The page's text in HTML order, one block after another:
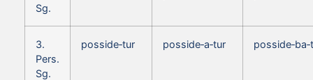
Sg.
3.
Pers.
Sg.
posside‑tur posside‑a‑tur